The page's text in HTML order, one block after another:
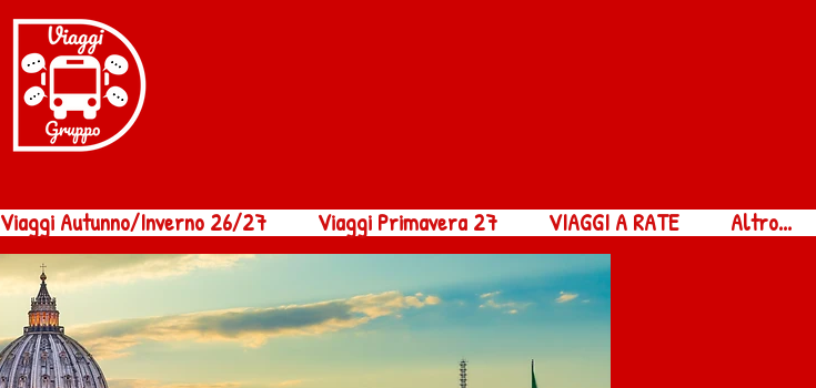
Viaggi Autunno/Inverno 26/27 Viaggi Primavera 27 VIAGGI A RATE Altro...